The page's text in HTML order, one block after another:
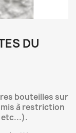
DU
bouteilles sur
à restriction
.